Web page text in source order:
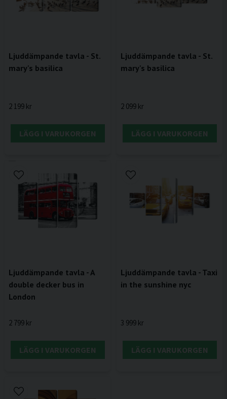
Ljuddämpande tavla - St.
mary's basilica
2 199 kr
LÄGG I VARUKORGEN
Ljuddämpande tavla - St.
mary's basilica
2 099 kr
LÄGG I VARUKORGEN
Ljuddämpande tavla - A
double decker bus in
London
2 799 kr
LÄGG I VARUKORGEN
Ljuddämpande tavla - Taxi
in the sunshine nyc
3 999 kr
LÄGG I VARUKORGEN